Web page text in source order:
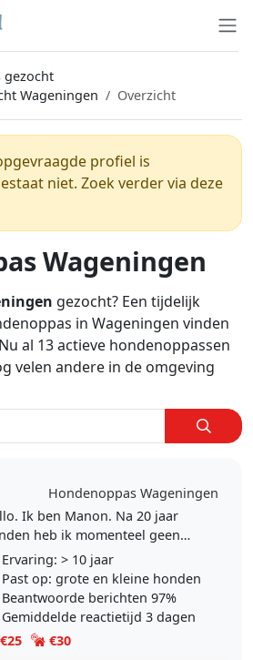
gezocht
Wageningen
Overzicht
profiel is
niet. Zoek verder via deze
Wageningen
gezocht? Een tijdelijk
in Wageningen vinden
al 13 actieve hondenoppassen
velen andere in de omgeving
Hondenoppas Wageningen
Ik ben Manon. Na 20 jaar
heb ik momenteel geen
omdat mijn maatje Mucho
jaar overleden is. Ik wandel
nog graag en..
> 10 jaar
Past op: grote en kleine honden
Beantwoorde berichten 97%
Gemiddelde reactietijd 3 dagen
€25
€30